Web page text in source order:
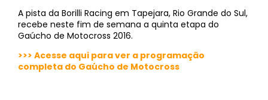
A pista da Borilli Racing em Tapejara, Rio Grande do Sul,
recebe neste fim de semana a quinta etapa do
Gaúcho de Motocross 2016.
>>> Acesse aqui para ver a programação
completa do Gaúcho de Motocross